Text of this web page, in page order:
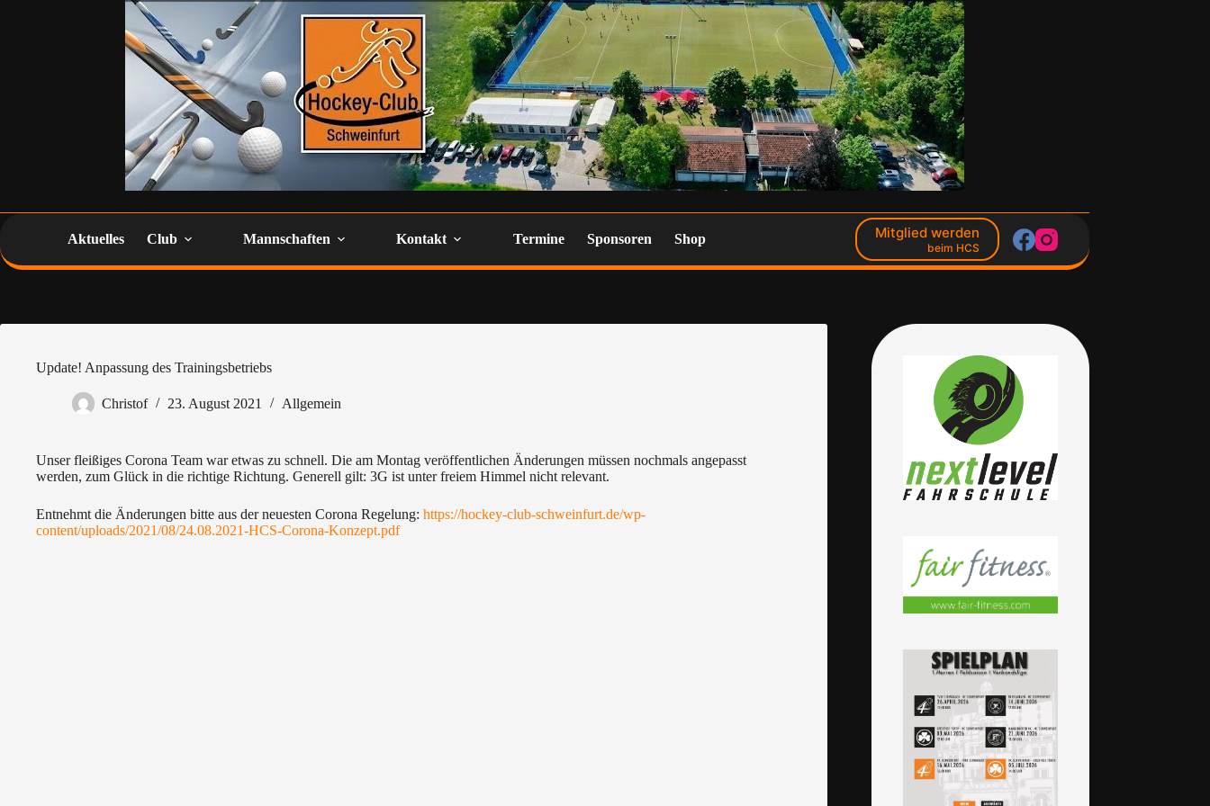
Aktuelles Club Mannschaften Kontakt Termine Sponsoren Shop Mitglied werden
beim HCS
Update! Anpassung des Trainingsbetriebs
Christof 23. August 2021 Allgemein
Unser fleißiges Corona Team war etwas zu schnell. Die am Montag veröffentlichen Änderungen müssen nochmals angepasst
werden, zum Glück in die richtige Richtung. Generell gilt: 3G ist unter freiem Himmel nicht relevant.
Entnehmt die Änderungen bitte aus der neuesten Corona Regelung: https://hockey-club-schweinfurt.de/wp-
content/uploads/2021/08/24.08.2021-HCS-Corona-Konzept.pdf